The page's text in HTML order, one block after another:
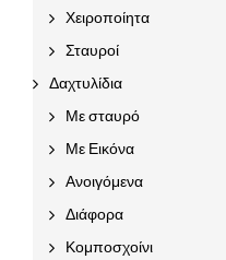
Χειροποίητα
Σταυροί
Δαχτυλίδια
Με σταυρό
Με Εικόνα
Ανοιγόμενα
Διάφορα
Κομποσχοίνι